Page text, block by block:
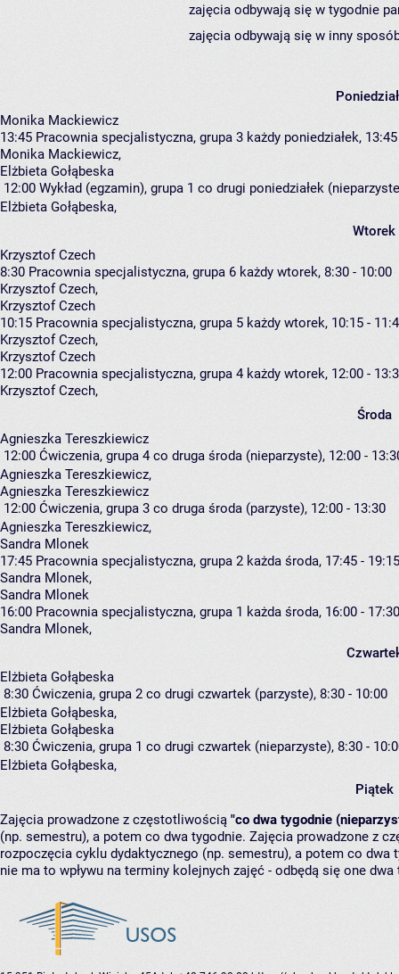
zajęcia odbywają się w tygodnie
zajęcia odbywają się w inny
Monika Mackiewicz
13:45 Pracownia specjalistyczna, grupa 3 każdy poniedziałek,
Monika Mackiewicz,
Elżbieta Gołąbeska
12:00 Wykład (egzamin), grupa 1 co drugi poniedziałek
Elżbieta Gołąbeska,
Wtorek
Krzysztof Czech
8:30 Pracownia specjalistyczna, grupa 6 każdy wtorek, 8:30 - 10:00
Krzysztof Czech,
Krzysztof Czech
10:15 Pracownia specjalistyczna, grupa 5 każdy wtorek, 10:15 -
Krzysztof Czech,
Krzysztof Czech
12:00 Pracownia specjalistyczna, grupa 4 każdy wtorek, 12:00 -
Krzysztof Czech,
Środa
Agnieszka Tereszkiewicz
12:00 Ćwiczenia, grupa 4 co druga środa (nieparzyste), 12:00 -
Agnieszka Tereszkiewicz,
Agnieszka Tereszkiewicz
12:00 Ćwiczenia, grupa 3 co druga środa (parzyste), 12:00 - 13:30
Agnieszka Tereszkiewicz,
Sandra Mlonek
17:45 Pracownia specjalistyczna, grupa 2 każda środa, 17:45 - 19:15
Sandra Mlonek,
Sandra Mlonek
16:00 Pracownia specjalistyczna, grupa 1 każda środa, 16:00 - 17:30
Sandra Mlonek,
Elżbieta Gołąbeska
8:30 Ćwiczenia, grupa 2 co drugi czwartek (parzyste), 8:30 - 10:00
Elżbieta Gołąbeska,
Elżbieta Gołąbeska
8:30 Ćwiczenia, grupa 1 co drugi czwartek (nieparzyste), 8:30 -
Elżbieta Gołąbeska,
Piątek
Zajęcia prowadzone z częstotliwością "co dwa tygodnie
(np. semestru), a potem co dwa tygodnie. Zajęcia prowadzone z
rozpoczęcia cyklu dydaktycznego (np. semestru), a potem co
nie ma to wpływu na terminy kolejnych zajęć - odbędą się one